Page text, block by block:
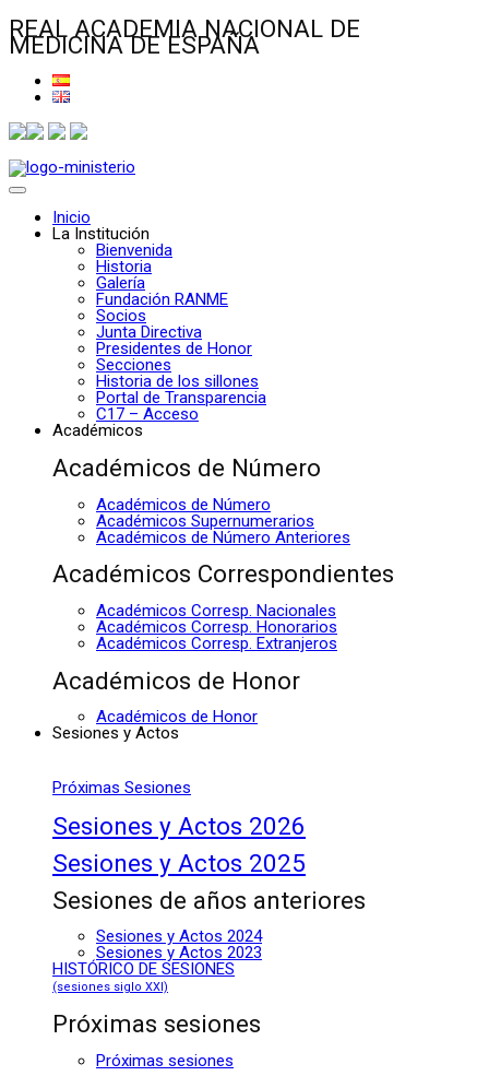
REAL ACADEMIA NACIONAL DE
MEDICINA DE ESPAÑA
Inicio
La Institución
Bienvenida
Historia
Galería
Fundación RANME
Socios
Junta Directiva
Presidentes de Honor
Secciones
Historia de los sillones
Portal de Transparencia
C17 – Acceso
Académicos
Académicos de Número
Académicos de Número
Académicos Supernumerarios
Académicos de Número Anteriores
Académicos Correspondientes
Académicos Corresp. Nacionales
Académicos Corresp. Honorarios
Académicos Corresp. Extranjeros
Académicos de Honor
Académicos de Honor
Sesiones y Actos
Próximas Sesiones
Sesiones y Actos 2026
Sesiones y Actos 2025
Sesiones de años anteriores
Sesiones y Actos 2024
Sesiones y Actos 2023
HISTÓRICO DE SESIONES
(sesiones siglo XXI)
Próximas sesiones
Próximas sesiones